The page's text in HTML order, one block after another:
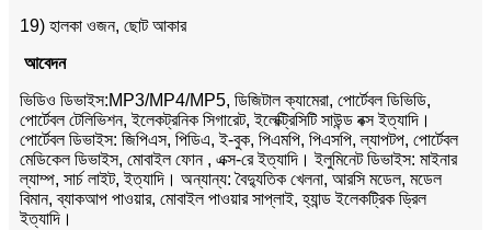
19) হালকা ওজন, ছোট আকার
আবেদন
ভিডিও ডিভাইস:MP3/MP4/MP5, ডিজিটাল ক্যামেরা, পোর্টেবল ডিভিডি,
পোর্টেবল টেলিভিশন, ইলেকট্রনিক সিগারেট, ইলেক্ট্রিসিটি সাউন্ড বক্স ইত্যাদি।
পোর্টেবল ডিভাইস: জিপিএস, পিডিএ, ই-বুক, পিএমপি, পিএসপি, ল্যাপটপ, পোর্টেবল
মেডিকেল ডিভাইস, মোবাইল ফোন , এক্স-রে ইত্যাদি। ইলুমিনেট ডিভাইস: মাইনার
ল্যাম্প, সার্চ লাইট, ইত্যাদি। অন্যান্য: বৈদ্যুতিক খেলনা, আরসি মডেল, মডেল
বিমান, ব্যাকআপ পাওয়ার, মোবাইল পাওয়ার সাপ্লাই, হ্যান্ড ইলেকট্রিক ড্রিল
ইত্যাদি।